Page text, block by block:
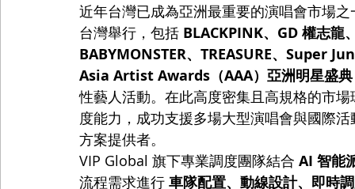
近年台灣已成為亞洲最重要的演唱會市場
台灣舉行，包括 BLACKPINK、GD 權志龍
BABYMONSTER、TREASURE、Super
Asia Artist Awards（AAA）亞洲明星盛典
性藝人活動。在此高度密集且高規格的市
度能力，成功支援多場大型演唱會與國際
方案提供者。
VIP Global 旗下專業調度團隊結合 AI 智能
流程需求進行 車隊配置、動線設計、即時